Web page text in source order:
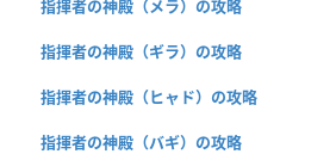
指揮者の神殿（メラ）の攻略
指揮者の神殿（ギラ）の攻略
指揮者の神殿（ヒャド）の攻略
指揮者の神殿（バギ）の攻略